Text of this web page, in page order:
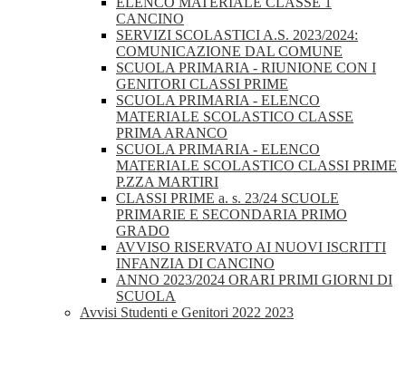
CANCINO
SERVIZI SCOLASTICI A.S. 2023/2024:
COMUNICAZIONE DAL COMUNE
SCUOLA PRIMARIA - RIUNIONE CON I
GENITORI CLASSI PRIME
SCUOLA PRIMARIA - ELENCO
MATERIALE SCOLASTICO CLASSE
PRIMA ARANCO
SCUOLA PRIMARIA - ELENCO
MATERIALE SCOLASTICO CLASSI PRIME
P.ZZA MARTIRI
CLASSI PRIME a. s. 23/24 SCUOLE
PRIMARIE E SECONDARIA PRIMO
GRADO
AVVISO RISERVATO AI NUOVI ISCRITTI
INFANZIA DI CANCINO
ANNO 2023/2024 ORARI PRIMI GIORNI DI
SCUOLA
Avvisi Studenti e Genitori 2022 2023